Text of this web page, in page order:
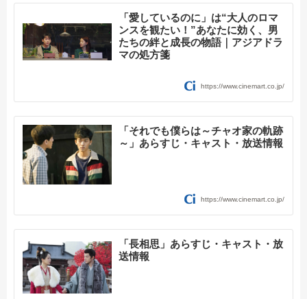
「愛しているのに」は“大人のロマ
ンスを観たい！”あなたに効く、男
たちの絆と成長の物語｜アジアドラ
マの処方箋
https://www.cinemart.co.jp/
「それでも僕らは～チャオ家の軌跡
～」あらすじ・キャスト・放送情報
https://www.cinemart.co.jp/
「長相思」あらすじ・キャスト・放
送情報